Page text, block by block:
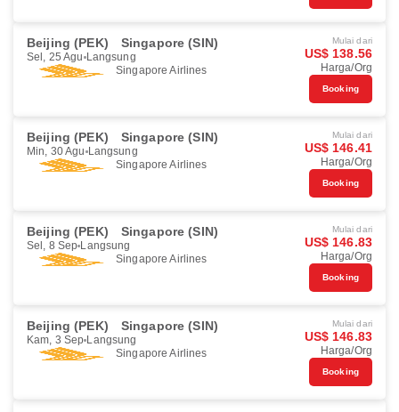
Beijing (PEK) Singapore (SIN)
Sel, 25 Agu Langsung
Singapore Airlines
Mulai dari
US$ 138.56
Harga/Org
Booking
Beijing (PEK) Singapore (SIN)
Min, 30 Agu Langsung
Singapore Airlines
Mulai dari
US$ 146.41
Harga/Org
Booking
Beijing (PEK) Singapore (SIN)
Sel, 8 Sep Langsung
Singapore Airlines
Mulai dari
US$ 146.83
Harga/Org
Booking
Beijing (PEK) Singapore (SIN)
Kam, 3 Sep Langsung
Singapore Airlines
Mulai dari
US$ 146.83
Harga/Org
Booking